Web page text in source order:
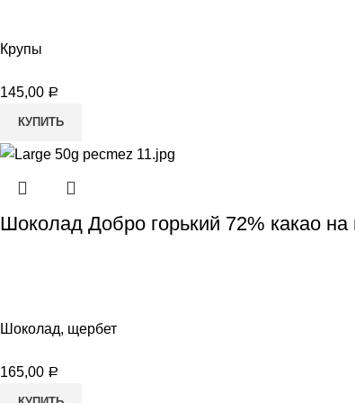
Крупы
145,00 Р
КУПИТЬ
Шоколад Добро горький 72% какао
Шоколад, щербет
165,00 Р